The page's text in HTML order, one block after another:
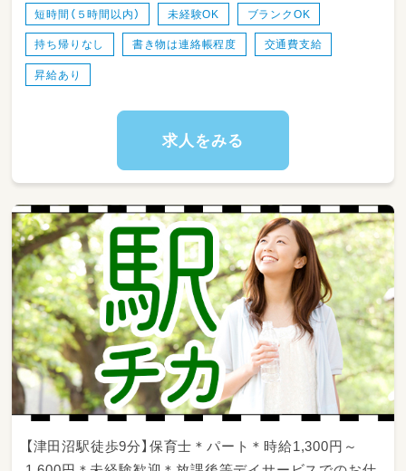
書類は連絡帳程度
短時間（５時間以内） 未経験OK ブランクOK
持ち帰りなし 書き物は連絡帳程度 交通費支給
昇給あり
求人をみる
【津田沼駅徒歩9分】保育士＊パート＊時給1,300円～